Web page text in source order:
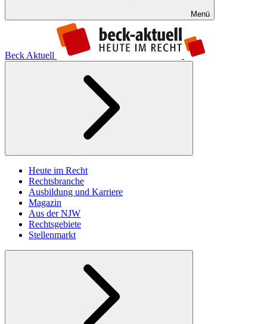
Menü
Beck Aktuell
Heute im Recht
Rechtsbranche
Ausbildung und Karriere
Magazin
Aus der NJW
Rechtsgebiete
Stellenmarkt